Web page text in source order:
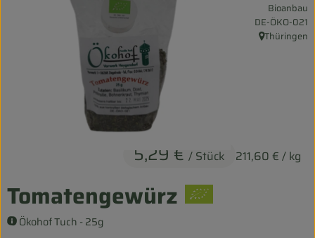
Entspannt durch die FERIEN
Obst & Gemüse
Kosmetik
Tomatengewürz
Ökohof Tuch - 25g
5,29 € / Stück 211,60 € / kg
Bioanbau
, Kontrollstelle:
DE-ÖKO-021
, Herkunft:
Thüringen